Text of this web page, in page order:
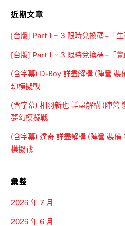
近期文章
[台版] Part 1 ~ 3 限時兌換碼 –「生
[台版] Part 1 ~ 3 限時兌換碼 –「覺
(含字幕) D-Boy 詳盡解構 (陣營 裝
幻模擬戰
(含字幕) 相羽新也 詳盡解構 (陣營
夢幻模擬戰
(含字幕) 達奇 詳盡解構 (陣營 裝備
模擬戰
彙整
2026 年 7 月
2026 年 6 月